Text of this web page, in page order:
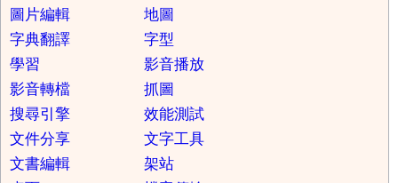
圖片編輯
地圖
字典翻譯
字型
學習
影音播放
影音轉檔
抓圖
搜尋引擎
效能測試
文件分享
文字工具
文書編輯
架站